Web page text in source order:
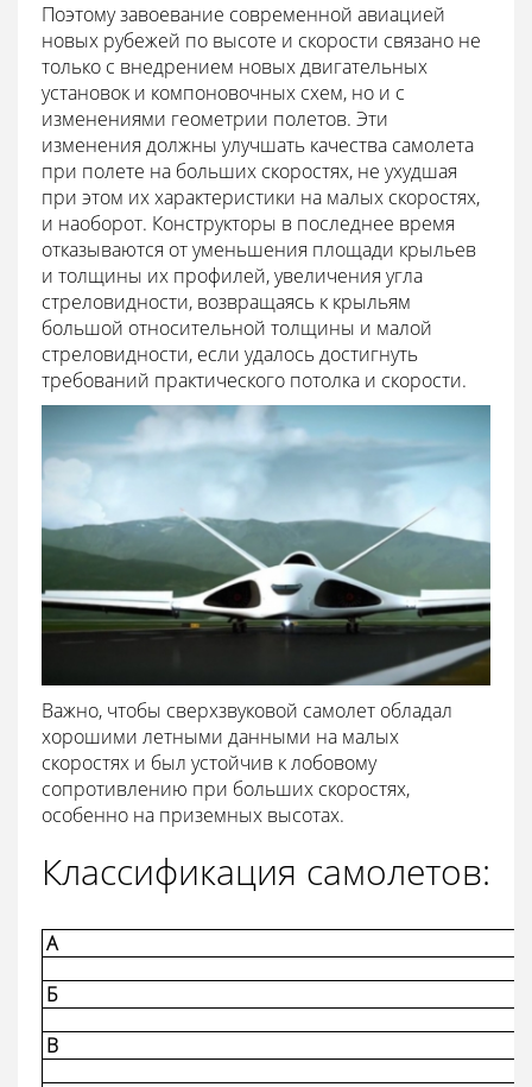
Поэтому завоевание современной авиацией
новых рубежей по высоте и скорости связано не
только с внедрением новых двигательных
установок и компоновочных схем, но и с
изменениями геометрии полетов. Эти
изменения должны улучшать качества самолета
при полете на больших скоростях, не ухудшая
при этом их характеристики на малых скоростях,
и наоборот. Конструкторы в последнее время
отказываются от уменьшения площади крыльев
и толщины их профилей, увеличения угла
стреловидности, возвращаясь к крыльям
большой относительной толщины и малой
стреловидности, если удалось достигнуть
требований практического потолка и скорости.
Важно, чтобы сверхзвуковой самолет обладал
хорошими летными данными на малых
скоростях и был устойчив к лобовому
сопротивлению при больших скоростях,
особенно на приземных высотах.
Классификация самолетов:
А
Б
В